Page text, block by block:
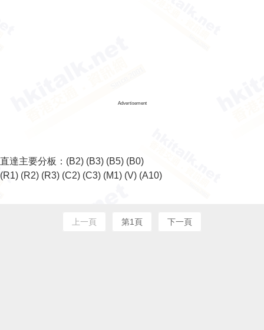
Advertisement
直達主要分板： (B2) (B3) (B5) (B0)
(R1) (R2) (R3) (C2) (C3) (M1) (V) (A10)
上一頁 第1頁 下一頁